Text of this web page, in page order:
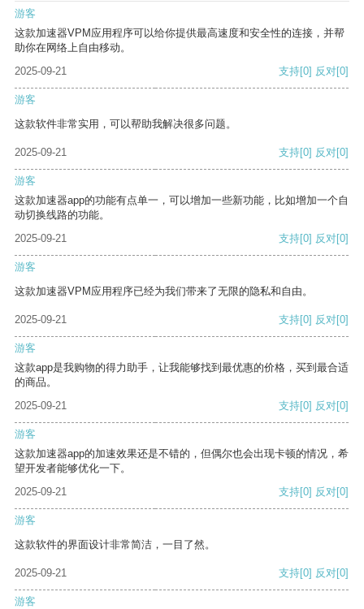
游客
这款加速器VPM应用程序可以给你提供最高速度和安全性的连接，并帮
助你在网络上自由移动。
2025-09-21
支持[0] 反对[0]
游客
这款软件非常实用，可以帮助我解决很多问题。
2025-09-21 支持[0] 反对[0]
游客
这款加速器app的功能有点单一，可以增加一些新功能，比如增加一个自
动切换线路的功能。
2025-09-21
支持[0] 反对[0]
游客
这款加速器VPM应用程序已经为我们带来了无限的隐私和自由。
2025-09-21 支持[0] 反对[0]
游客
这款app是我购物的得力助手，让我能够找到最优惠的价格，买到最合适
的商品。
2025-09-21
支持[0] 反对[0]
游客
这款加速器app的加速效果还是不错的，但偶尔也会出现卡顿的情况，希
望开发者能够优化一下。
2025-09-21
支持[0] 反对[0]
游客
这款软件的界面设计非常简洁，一目了然。
2025-09-21 支持[0] 反对[0]
游客